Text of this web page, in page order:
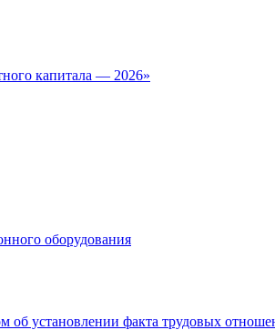
капитала — 2026»
оборудования
об установлении факта трудовых